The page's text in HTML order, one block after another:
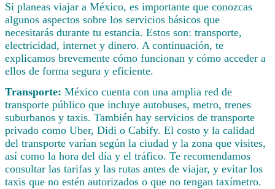
Si planeas viajar a México, es importante que conozcas
algunos aspectos sobre los servicios básicos que
necesitarás durante tu estancia. Estos son: transporte,
electricidad, internet y dinero. A continuación, te
explicamos brevemente cómo funcionan y cómo acceder a
ellos de forma segura y eficiente.
Transporte: México cuenta con una amplia red de
transporte público que incluye autobuses, metro, trenes
suburbanos y taxis. También hay servicios de transporte
privado como Uber, Didi o Cabify. El costo y la calidad
del transporte varían según la ciudad y la zona que visites,
así como la hora del día y el tráfico. Te recomendamos
consultar las tarifas y las rutas antes de viajar, y evitar los
taxis que no estén autorizados o que no tengan taxímetro.